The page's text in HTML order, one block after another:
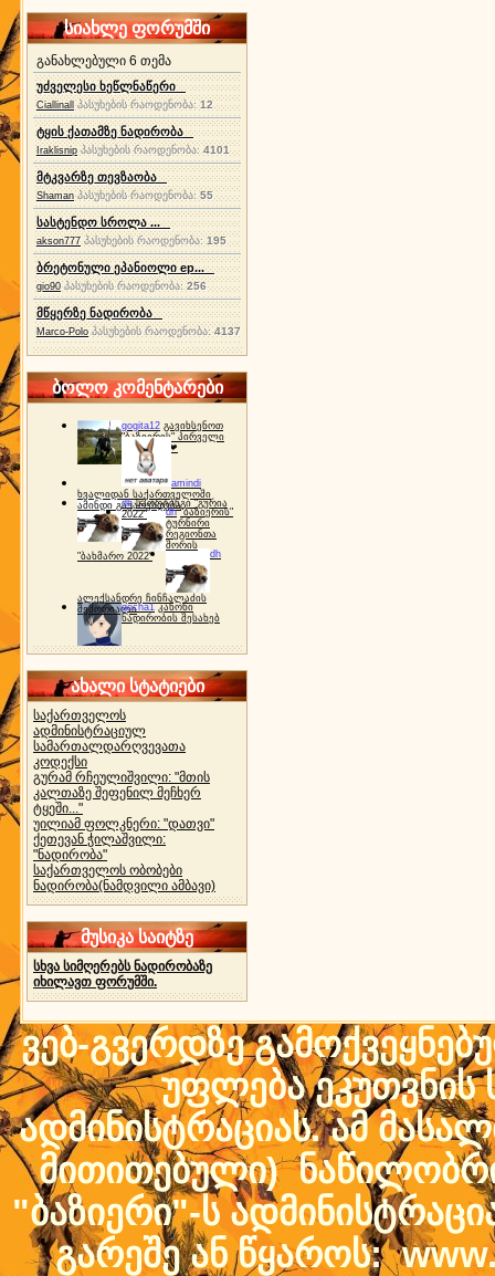
სიახლე ფორუმში
განახლებული 6 თემა
უძველესი ხეწლნაწერი
Ciallinall პასუხების რაოდენობა:12
ტყის ქათამზე ნადირობა
Iraklisnip პასუხების რაოდენობა: 4101
მტკვარზე თევზაობა
Shaman პასუხების რაოდენობა:55
სასტენდო სროლა ...
akson777 პასუხების რაოდენობა:195
ბრეტონული ეპანიოლი ep...
gio90 პასუხების რაოდენობა:256
მწყერზე ნადირობა
Marco-Polo პასუხების რაოდენობა:4137
ბოლო კომენტარები
gogita12 გავიხსენოთ
"ბაზიერის" პირველი
ტურნირი ❤
amindi
ხვალიდან საქართველოში
ამინდი გაუარესდება
dh სპორტინგი "გურია
2022"
dh "ბაზიერის"
ტურნირი
რეგიონთა
შორის
"ბახმარო 2022"
dh
ალექსანდრე ჩინჩალაძის
მემორიალიgocha1 კანონი
ნადირობის შესახებ
ახალი სტატიები
საქართველოს
ადმინისტრაციულ
სამართალდარღვევათა
კოდექსი
გურამ რჩეულიშვილი: "მთის
კალთაზე შეფენილ მეჩხერ
ტყეში..."
უილიამ ფოლკნერი: "დათვი"
ქეთევან ჭილაშვილი:
"ნადირობა"
საქართველოს ობობები
ნადირობა(ნამდვილი ამბავი)
მუსიკა საიტზე
სხვა სიმღერებს ნადირობაზე
იხილავთ ფორუმში.
ვებ-გვერდზე
უფლება ეკუთვნის
ადმინისტრაციას. ამ
მითითებული)
"ბაზიერი"-ს
გარეშე ან წყაროს: